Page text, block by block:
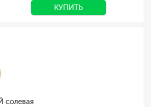
КУПИТЬ
солевая